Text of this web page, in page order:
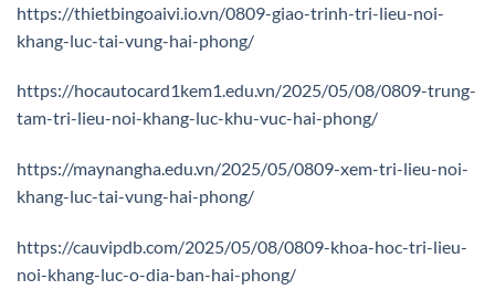
https://thietbingoaivi.io.vn/0809-giao-trinh-tri-lieu-noi-
khang-luc-tai-vung-hai-phong/
https://hocautocard1kem1.edu.vn/2025/05/08/0809-trung-
tam-tri-lieu-noi-khang-luc-khu-vuc-hai-phong/
https://maynangha.edu.vn/2025/05/0809-xem-tri-lieu-noi-
khang-luc-tai-vung-hai-phong/
https://cauvipdb.com/2025/05/08/0809-khoa-hoc-tri-lieu-
noi-khang-luc-o-dia-ban-hai-phong/